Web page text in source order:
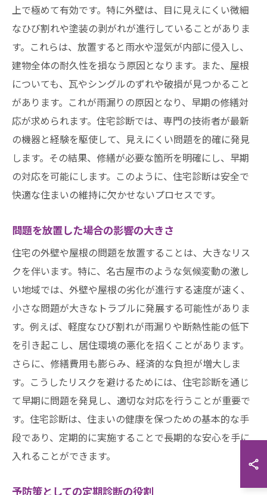
上で極めて有効です。特に外壁は、目に見えにくい微細
なひび割れや塗装の剥がれが進行していることがありま
す。これらは、放置すると雨水や湿気が内部に侵入し、
建物全体の耐久性を損なう原因となります。また、屋根
についても、瓦やシングルのずれや破損が見つかること
があります。これが雨漏りの原因となり、早期の修繕対
応が求められます。住宅診断では、専門の技術者が最新
の機器と経験を駆使して、見えにくい問題を的確に発見
します。その結果、修繕が必要な箇所を明確にし、早期
の対応を可能にします。このように、住宅診断は安全で
快適な住まいの維持に欠かせないプロセスです。
問題を放置した場合の影響の大きさ
住宅の外壁や屋根の問題を放置することは、大きなリス
クを伴います。特に、名古屋市のような気候変動の激し
い地域では、外壁や屋根の劣化が進行する速度が速く、
小さな問題が大きなトラブルに発展する可能性がありま
す。例えば、軽度なひび割れが雨漏りや断熱性能の低下
を引き起こし、居住環境の悪化を招くことがあります。
さらに、修繕費用も膨らみ、経済的な負担が増大しま
す。こうしたリスクを避けるためには、住宅診断を通じ
て早期に問題を発見し、適切な対応を行うことが重要で
す。住宅診断は、住まいの健康を保つための基本的な手
段であり、定期的に実施することで長期的な安心を手に
入れることができます。
予防策としての定期診断の役割